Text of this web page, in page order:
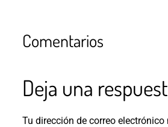
Comentarios
Deja una
Tu dirección de correo